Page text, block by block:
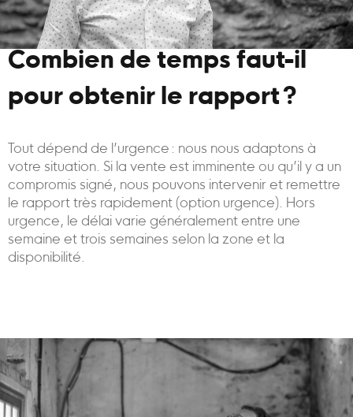
Combien de temps faut-il
pour obtenir le rapport ?
Tout dépend de l’urgence : nous nous adaptons à
votre situation. Si la vente est imminente ou qu’il y a un
compromis signé, nous pouvons intervenir et remettre
le rapport très rapidement (option urgence). Hors
urgence, le délai varie généralement entre une
semaine et trois semaines selon la zone et la
disponibilité.